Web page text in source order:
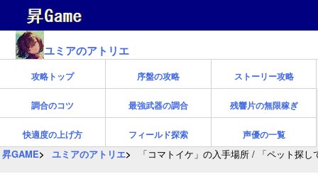
ユミアのアトリエ
攻略トップ 序盤の攻略 ストーリー攻略
調合のコツ 最強武器の調合 残響片の無限稼ぎ
快適度の上げ方 フィールド探索 声優の一覧
昇GAME ユミアのアトリエ 「コマトイケ」の入手場所 / 「ペット探